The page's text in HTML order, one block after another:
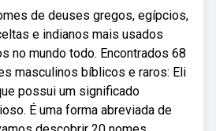
de deuses gregos, egípcios,
e indianos mais usados
no mundo todo. Encontrados 68
masculinos bíblicos e raros: Eli
possui um significado
É uma forma abreviada de